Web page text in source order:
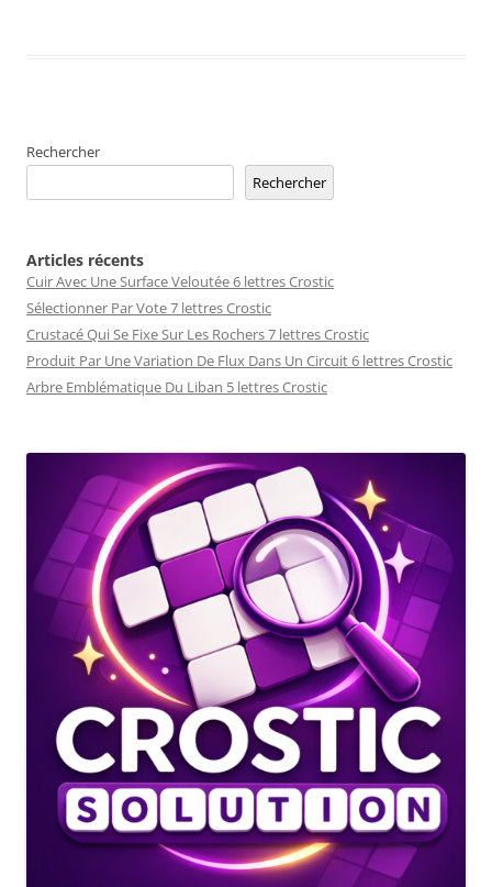
Rechercher
Rechercher
Articles récents
Cuir Avec Une Surface Veloutée 6 lettres Crostic
Sélectionner Par Vote 7 lettres Crostic
Crustacé Qui Se Fixe Sur Les Rochers 7 lettres Crostic
Produit Par Une Variation De Flux Dans Un Circuit 6 lettres Crostic
Arbre Emblématique Du Liban 5 lettres Crostic